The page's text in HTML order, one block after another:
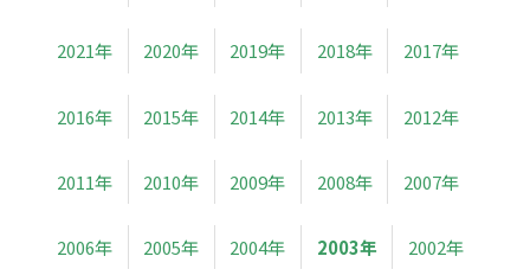
2021年 2020年 2019年 2018年 2017年
2016年 2015年 2014年 2013年 2012年
2011年 2010年 2009年 2008年 2007年
2006年 2005年 2004年 2003年 2002年